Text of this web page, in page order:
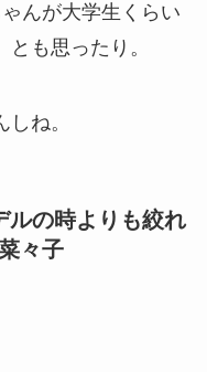
んが大学生くらい
も思ったり。
ね。
ルの時よりも絞れ
々子